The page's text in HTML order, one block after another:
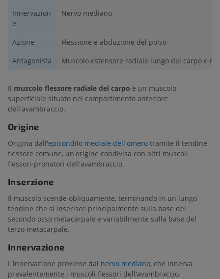
Innervazion
e
Nervo mediano
Azione
Flessione e abduzione del polso
Antagonista
Muscolo estensore radiale lungo del carpo e
Il muscolo flessore radiale del carpo è un muscolo
superficiale situato nel compartimento anteriore
dell'avambraccio.
Origine
Origina dall'epicondilo mediale dell'omero tramite il tendine
flessore comune, un'origine condivisa con altri muscoli
flessori-pronatori dell'avambraccio.
Inserzione
Il muscolo scende obliquamente, terminando in un lungo
tendine che si inserisce principalmente sulla base del
secondo osso metacarpale e variabilmente sulla base del
terzo metacarpale.
Innervazione
L'innervazione proviene dal nervo mediano, che innerva
prevalentemente i muscoli flessori dell'avambraccio.